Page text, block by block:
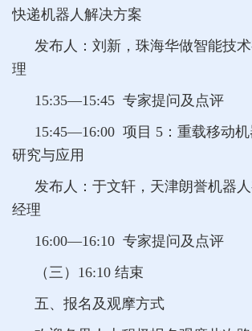
快递机器人解决方案
发布人：刘新，珠海华做智能技
理
15:35—15:45 专家提问及点评
15:45—16:00 项目 5：重载移动机
研究与应用
发布人：于文轩，天津朗誉机器
经理
16:00—16:10 专家提问及点评
（三）16:10 结束
五、报名及观摩方式